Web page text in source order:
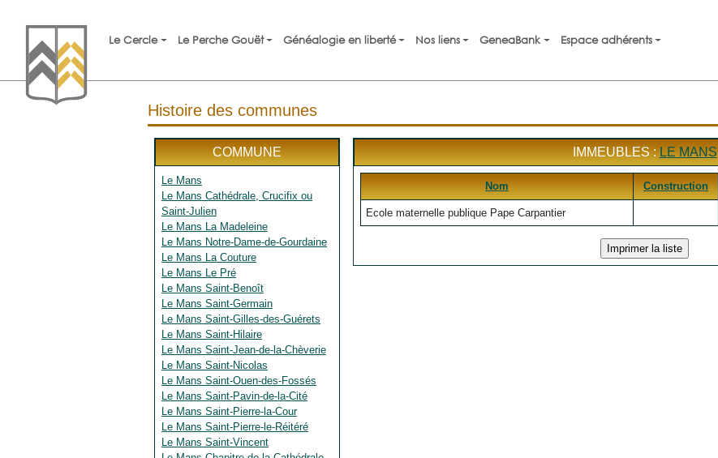
Le Cercle Le Perche Gouët Généalogie en liberté Nos liens GeneaBank Espace adhérents
Histoire des communes
COMMUNE
Le Mans
Le Mans Cathédrale, Crucifix ou
Saint-Julien
Le Mans La Madeleine
Le Mans Notre-Dame-de-Gourdaine
Le Mans La Couture
Le Mans Le Pré
Le Mans Saint-Benoît
Le Mans Saint-Germain
Le Mans Saint-Gilles-des-Guérets
Le Mans Saint-Hilaire
Le Mans Saint-Jean-de-la-Chèverie
Le Mans Saint-Nicolas
Le Mans Saint-Ouen-des-Fossés
Le Mans Saint-Pavin-de-la-Cité
Le Mans Saint-Pierre-la-Cour
Le Mans Saint-Pierre-le-Réitéré
Le Mans Saint-Vincent
IMMEUBLES :LE MANS
Nom Construction
Ecole maternelle publique Pape Carpantier